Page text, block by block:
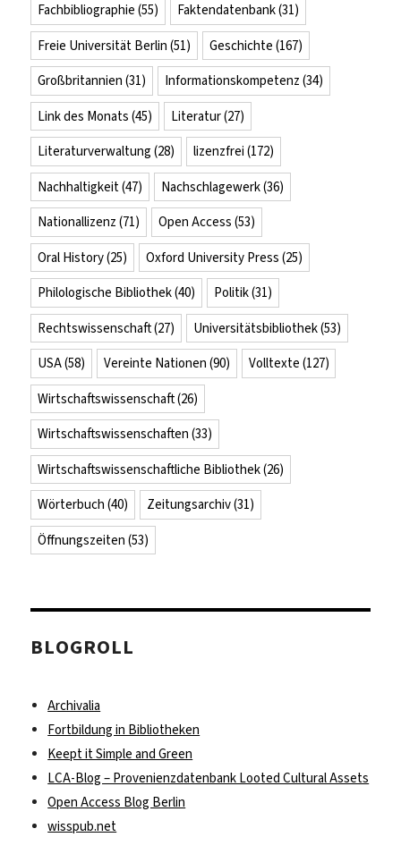
Fachbibliographie (55) Faktendatenbank(31)
Freie Universität Berlin (51) Geschichte (167)
Großbritannien (31) Informationskompetenz (34)
Link des Monats (45) Literatur(27)
Literaturverwaltung (28) lizenzfrei (172)
Nachhaltigkeit(47) Nachschlagewerk(36)
Nationallizenz (71) Open Access (53)
Oral History(25) Oxford University Press (25)
Philologische Bibliothek(40) Politik(31)
Rechtswissenschaft(27) Universitätsbibliothek(53)
USA(58) Vereinte Nationen (90) Volltexte (127)
Wirtschaftswissenschaft(26)
Wirtschaftswissenschaften (33)
Wirtschaftswissenschaftliche Bibliothek(26)
Wörterbuch (40) Zeitungsarchiv(31)
Öffnungszeiten (53)
BLOGROLL
Archivalia
Fortbildung in Bibliotheken
Keept it Simple and Green
LCA-Blog – Provenienzdatenbank Looted Cultural Assets
Open Access Blog Berlin
wisspub.net